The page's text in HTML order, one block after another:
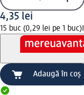
4,35 lei
15 buc (0,29 lei pe 1 buc)
Adaugă în coș